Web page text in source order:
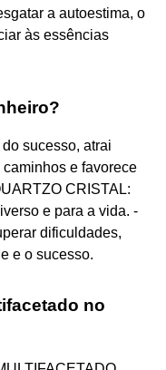
a autoestima, o
às essências
sucesso, atrai
e favorece
CRISTAL:
e para a vida. -
dificuldades,
e o sucesso.
no